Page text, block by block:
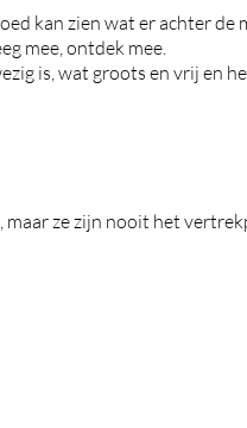
kan zien wat er achter de
mee, ontdek mee.
is, wat groots en vrij en
maar ze zijn nooit het